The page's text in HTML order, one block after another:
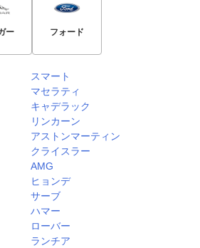
ー フォード
スマート
マセラティ
キャデラック
リンカーン
アストンマーティン
クライスラー
AMG
ヒョンデ
サーブ
ハマー
ローバー
ランチア